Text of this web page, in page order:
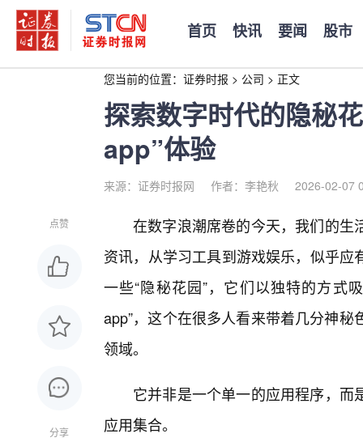
首页 快讯 要闻 股市
您当前的位置： 证券时报 > 公司 > 正文
探索数字时代的隐秘
app”体验
来源：证券时报网 作者：李艳秋 2026-02-07
点赞
分享
在数字浪潮席卷的今天，我们的生
资讯，从学习工具到游戏娱乐，似乎
一些“隐秘花园”，它们以独特的方式
app”，这个在很多人看来带着几分神
领域。
它并非是一个单一的应用程序，
应用集合。